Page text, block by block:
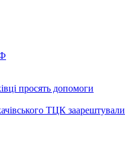
просять допомоги
ТЦК заарештували